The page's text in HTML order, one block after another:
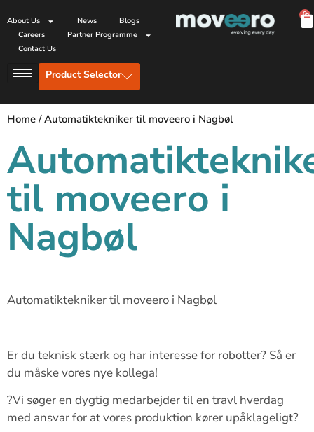
About Us News
Blogs
Careers
Partner Programme
Contact Us
0
Product Selector
Home/Automatiktekniker til moveero i Nagbøl
til moveero i
Nagbøl
Automatiktekniker til moveero i Nagbøl
Er du teknisk stærk og har interesse for robotter? Så er
du måske vores nye kollega!
?Vi søger en dygtig medarbejder til en travl hverdag
med ansvar for at vores produktion kører upåklageligt?